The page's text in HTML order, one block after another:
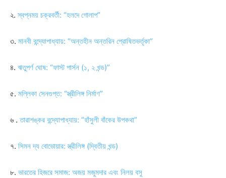
২. স্বপ্নময় চক্রবর্তী: “হলদে গোলাপ”
৩. মানবী বন্দ্যোপাধ্যায়: “অন্তহীন অন্তরিন প্রোষিতভর্তৃকা”
৪. ঋতুপর্ণ ঘোষ: “ফাস্ট পার্সন (১, ২ খন্ড)”
৫. মল্লিকা সেনগুপ্ত: “স্ত্রীলিঙ্গ নির্মাণ”
৬ .তারাশঙ্কর বন্দ্যোপাধ্যায়: “হাঁসুলী বাঁকের উপকথা”
৭. সিমন দ্য বোভোয়ার: স্ত্রীলিঙ্গ (দ্বিতীয় খন্ড)
৮. ভারতের হিজরে সমাজ: অজয় মজুমদার এবং নিলয় বসু